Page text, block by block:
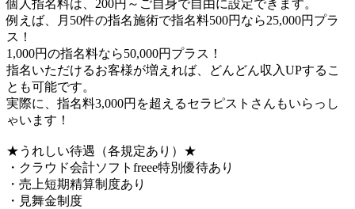
個人指名料は、200円～ご自身で自由に設定できます。
例えば、月50件の指名施術で指名料500円なら25,000円プラ
ス！
1,000円の指名料なら50,000円プラス！
指名いただけるお客様が増えれば、どんどん収入UPするこ
とも可能です。
実際に、指名料3,000円を超えるセラピストさんもいらっし
ゃいます！
★うれしい待遇（各規定あり）★
・クラウド会計ソフトfreee特別優待あり
・売上短期精算制度あり
・見舞金制度